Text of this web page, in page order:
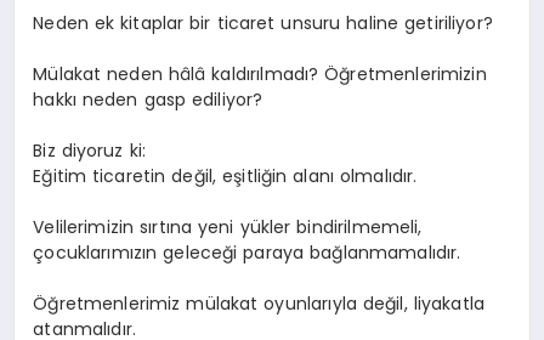
Neden ek kitaplar bir ticaret unsuru haline getiriliyor?
Mülakat neden hâlâ kaldırılmadı? Öğretmenlerimizin
hakkı neden gasp ediliyor?
Biz diyoruz ki:
Eğitim ticaretin değil, eşitliğin alanı olmalıdır.
Velilerimizin sırtına yeni yükler bindirilmemeli,
çocuklarımızın geleceği paraya bağlanmamalıdır.
Öğretmenlerimiz mülakat oyunlarıyla değil, liyakatla
atanmalıdır.